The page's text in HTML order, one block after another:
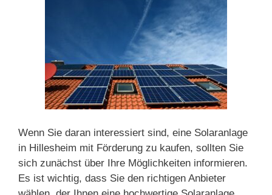
Wenn Sie daran interessiert sind, eine Solaranlage
in Hillesheim mit Förderung zu kaufen, sollten Sie
sich zunächst über Ihre Möglichkeiten informieren.
Es ist wichtig, dass Sie den richtigen Anbieter